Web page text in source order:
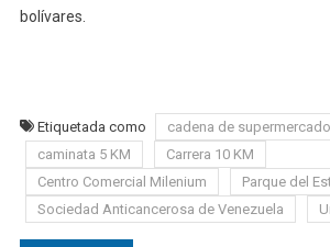
bolívares.
Etiquetada como
cadena de
caminata 5 KM
Carrera 10 KM
Centro Comercial Milenium
Parque del
Sociedad Anticancerosa de Venezuela